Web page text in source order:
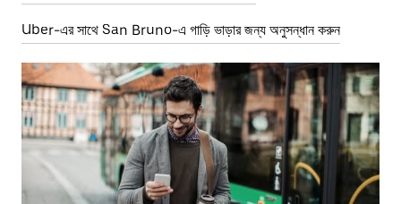
Uber-এর সাথে San Bruno-এ গাড়ি ভাড়ার জন্য অনুসন্ধান করুন